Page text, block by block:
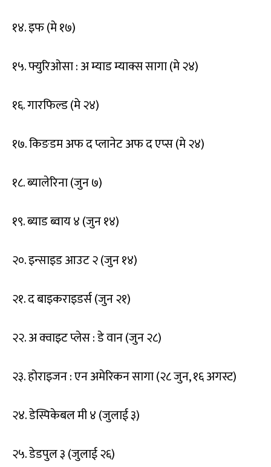
१४. इफ (मे १७)
१५. फ्युरिओसा : अ म्याड म्याक्स सागा (मे २४)
१६. गारफिल्ड (मे २४)
१७. किङडम अफ द प्लानेट अफ द एप्स (मे २४)
१८. ब्यालेरिना (जुन ७)
१९. ब्याड ब्वाय ४ (जुन १४)
२०. इन्साइड आउट २ (जुन १४)
२१. द बाइकराइडर्स (जुन २१)
२२. अ क्वाइट प्लेस : डे वान (जुन २८)
२३. होराइजन : एन अमेरिकन सागा (२८ जुन, १६ अगस्ट)
२४. डेस्पिकेबल मी ४ (जुलाई ३)
२५. डेडपुल ३ (जुलाई २६)